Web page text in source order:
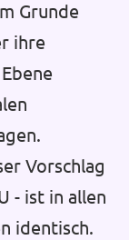
Grunde
ihre
Vorschlag
- ist in allen
identisch.